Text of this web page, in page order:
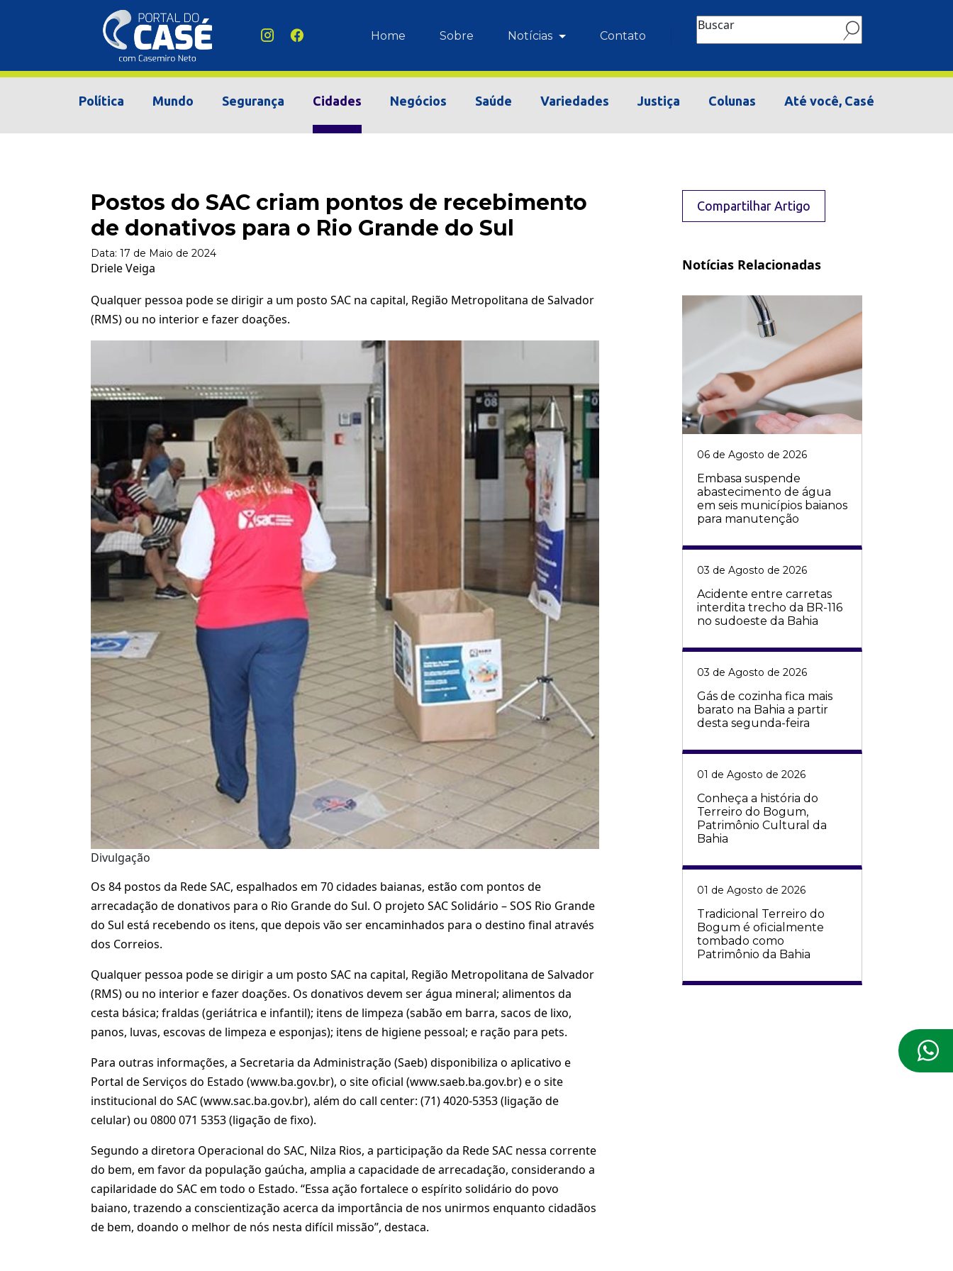
Home Sobre Notícias Contato
Buscar
Política Mundo Segurança Cidades Negócios Saúde Variedades Justiça Colunas Até você, Casé
Postos do SAC criam pontos de recebimento
de donativos para o Rio Grande do Sul
Data: 17 de Maio de 2024
Driele Veiga
Qualquer pessoa pode se dirigir a um posto SAC na capital, Região Metropolitana de Salvador
(RMS) ou no interior e fazer doações.
Divulgação
Os 84 postos da Rede SAC, espalhados em 70 cidades baianas, estão com pontos de
arrecadação de donativos para o Rio Grande do Sul. O projeto SAC Solidário – SOS Rio Grande
do Sul está recebendo os itens, que depois vão ser encaminhados para o destino final através
dos Correios.
Qualquer pessoa pode se dirigir a um posto SAC na capital, Região Metropolitana de Salvador
(RMS) ou no interior e fazer doações. Os donativos devem ser água mineral; alimentos da
cesta básica; fraldas (geriátrica e infantil); itens de limpeza (sabão em barra, sacos de lixo,
panos, luvas, escovas de limpeza e esponjas); itens de higiene pessoal; e ração para pets.
Para outras informações, a Secretaria da Administração (Saeb) disponibiliza o aplicativo e
Portal de Serviços do Estado (www.ba.gov.br), o site oficial (www.saeb.ba.gov.br) e o site
institucional do SAC (www.sac.ba.gov.br), além do call center: (71) 4020-5353 (ligação de
celular) ou 0800 071 5353 (ligação de fixo).
Segundo a diretora Operacional do SAC, Nilza Rios, a participação da Rede SAC nessa corrente
do bem, em favor da população gaúcha, amplia a capacidade de arrecadação, considerando a
capilaridade do SAC em todo o Estado. “Essa ação fortalece o espírito solidário do povo
baiano, trazendo a conscientização acerca da importância de nos unirmos enquanto cidadãos
de bem, doando o melhor de nós nesta difícil missão”, destaca.
Compartilhar Artigo
Notícias Relacionadas
06 de Agosto de 2026
Embasa suspende
abastecimento de água
em seis municípios baianos
para manutenção
03 de Agosto de 2026
Acidente entre carretas
interdita trecho da BR-116
no sudoeste da Bahia
03 de Agosto de 2026
Gás de cozinha fica mais
barato na Bahia a partir
desta segunda-feira
01 de Agosto de 2026
Conheça a história do
Terreiro do Bogum,
Patrimônio Cultural da
Bahia
01 de Agosto de 2026
Tradicional Terreiro do
Bogum é oficialmente
tombado como
Patrimônio da Bahia